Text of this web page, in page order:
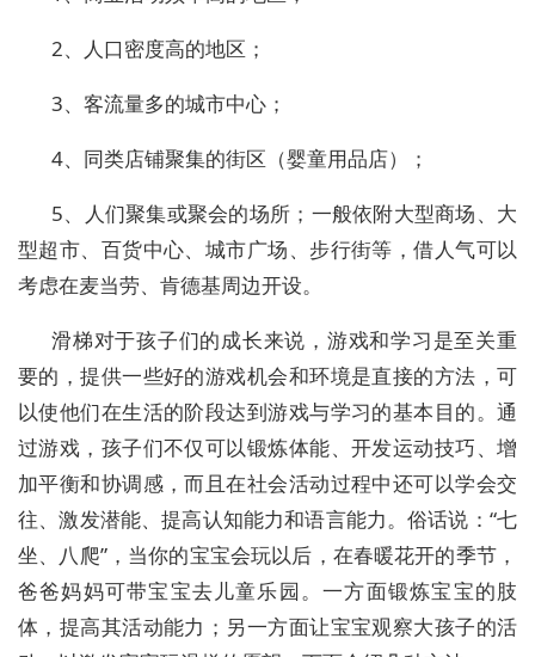
2、人口密度高的地区；
3、客流量多的城市中心；
4、同类店铺聚集的街区（婴童用品店）；
5、人们聚集或聚会的场所；一般依附大型商场、大
型超市、百货中心、城市广场、步行街等，借人气可以
考虑在麦当劳、肯德基周边开设。
滑梯对于孩子们的成长来说，游戏和学习是至关重
要的，提供一些好的游戏机会和环境是直接的方法，可
以使他们在生活的阶段达到游戏与学习的基本目的。通
过游戏，孩子们不仅可以锻炼体能、开发运动技巧、增
加平衡和协调感，而且在社会活动过程中还可以学会交
往、激发潜能、提高认知能力和语言能力。俗话说：“七
坐、八爬”，当你的宝宝会玩以后，在春暖花开的季节，
爸爸妈妈可带宝宝去儿童乐园。一方面锻炼宝宝的肢
体，提高其活动能力；另一方面让宝宝观察大孩子的活